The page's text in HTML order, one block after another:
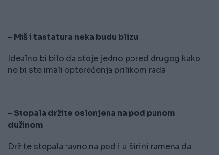
- Miš i tastatura neka budu blizu
Idealno bi bilo da stoje jedno pored drugog kako
ne bi ste imali opterećenja prilikom rada
- Stopala držite oslonjena na pod punom
dužinom
Držite stopala ravno na pod i u širini ramena da